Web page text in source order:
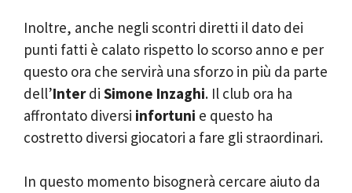
Inoltre, anche negli scontri diretti il dato dei
punti fatti è calato rispetto lo scorso anno e per
questo ora che servirà una sforzo in più da parte
dell’Interdi Simone Inzaghi. Il club ora ha
affrontato diversi infortuni e questo ha
costretto diversi giocatori a fare gli straordinari.
In questo momento bisognerà cercare aiuto da